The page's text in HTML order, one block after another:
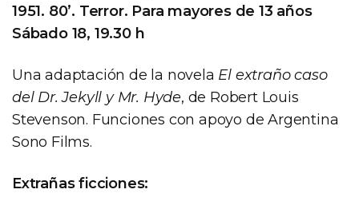
1951. 80’. Terror. Para mayores de 13 años
Sábado 18, 19.30 h
Una adaptación de la novela El extraño caso
del Dr. Jekyll y Mr. Hyde, de Robert Louis
Stevenson. Funciones con apoyo de Argentina
Sono Films.
Extrañas ficciones: